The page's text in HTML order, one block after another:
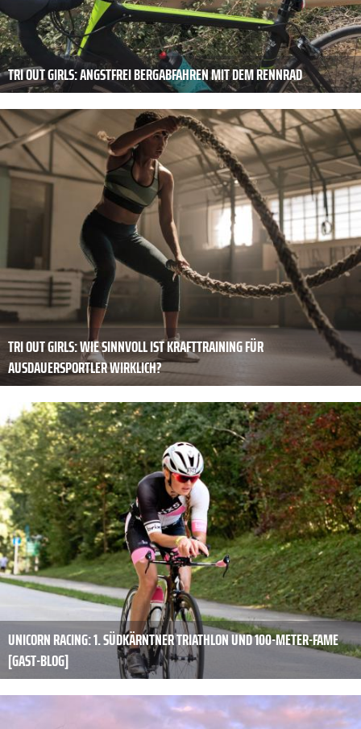
TRI OUT GIRLS: ANGSTFREI BERGABFAHREN MIT DEM RENNRAD
TRI OUT GIRLS: WIE SINNVOLL IST KRAFTTRAINING FÜR
AUSDAUERSPORTLER WIRKLICH?
UNICORN RACING: 1. SÜDKÄRNTNER TRIATHLON UND 100-METER-FAME
[GAST-BLOG]